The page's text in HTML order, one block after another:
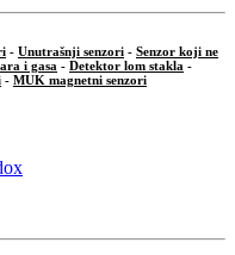
- Unutrašnji senzori - Senzor koji ne
i gasa - Detektor lom stakla -
- MUK magnetni senzori